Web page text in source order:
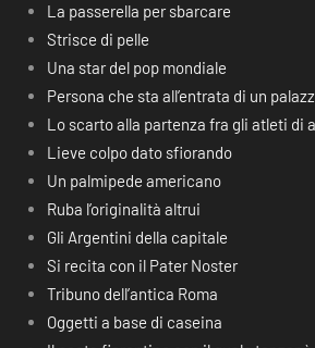
La passerella per sbarcare
Strisce di pelle
Una star del pop mondiale
Persona che sta all’entrata di un
Lo scarto alla partenza fra gli atleti di
Lieve colpo dato sfiorando
Un palmipede americano
Ruba l’originalità altrui
Gli Argentini della capitale
Si recita con il Pater Noster
Tribuno dell’antica Roma
Oggetti a base di caseina